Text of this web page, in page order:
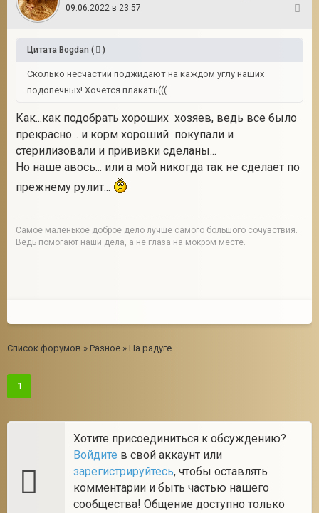
09.06.2022 в 23:57
Цитата Bogdan ( )
Сколько несчастий поджидают на каждом углу наших
подопечных! Хочется плакать(((
Как...как подобрать хороших хозяев, ведь все было
прекрасно... и корм хороший покупали и
стерилизовали и прививки сделаны...
Но наше авось... или а мой никогда так не сделает по
прежнему рулит...
Cамое маленькое доброе дело лучше самого большого сочувствия.
Ведь помогают наши дела, а не глаза на мокром месте.
Список форумов » Разное » На радуге
1
Хотите присоединиться к обсуждению?
Войдите в свой аккаунт или
зарегистрируйтесь, чтобы оставлять
комментарии и быть частью нашего
сообщества! Общение доступно только